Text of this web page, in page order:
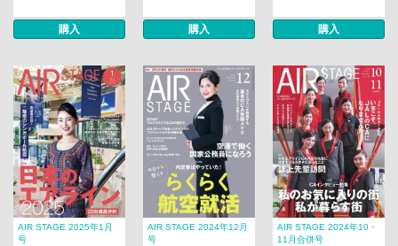
購入 購入 購入
AIR STAGE 2025年1月
号
AIR STAGE 2024年12月
号
AIR STAGE 2024年10・
11月合併号